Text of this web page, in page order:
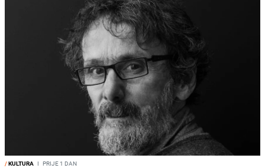
/KULTURA I PRIJE 1 DAN